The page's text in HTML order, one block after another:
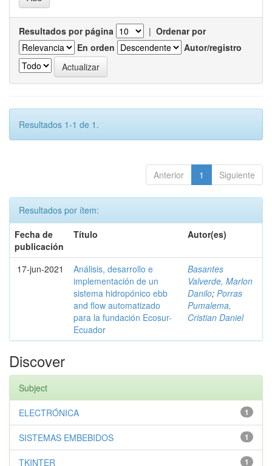
Resultados por página | Ordenar por
En orden
Autor/registro
Resultados 1-1 de 1.
Anterior 1 Siguiente
Resultados por ítem:
Fecha de
publicación
Título Autor(es)
17-jun-2021
Análisis, desarrollo e
implementación de un
sistema hidropónico ebb
and flow automatizado
para la fundación Ecosur-
Ecuador
Basantes
Valverde, Marlon
Danilo; Porras
Pumalema,
Cristian Daniel
Discover
Subject
1
ELECTRÓNICA
1
SISTEMAS EMBEBIDOS
1
TKINTER